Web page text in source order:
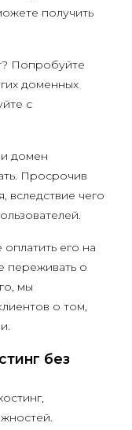
получить
Попробуйте
доменных
с
домен
Просрочив
вследствие чего
его на
переживать о
мы
о том,
без